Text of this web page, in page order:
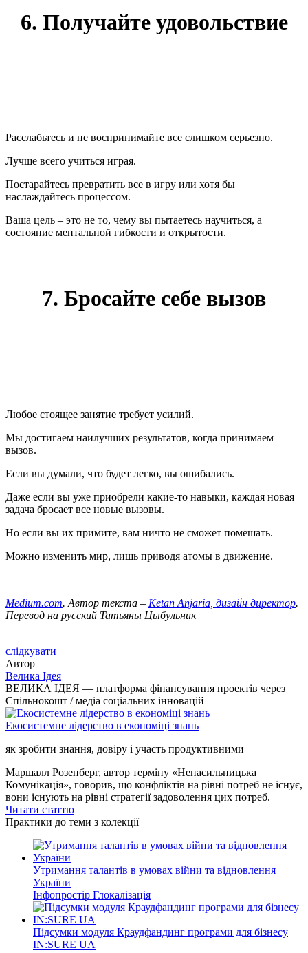
6. Получайте удовольствие
Расслабьтесь и не воспринимайте все слишком серьезно.
Лучше всего учиться играя.
Постарайтесь превратить все в игру или хотя бы
наслаждайтесь процессом.
Ваша цель – это не то, чему вы пытаетесь научиться, а
состояние ментальной гибкости и открытости.
7. Бросайте себе вызов
Любое стоящее занятие требует усилий.
Мы достигаем наилучших результатов, когда принимаем
вызов.
Если вы думали, что будет легко, вы ошибались.
Даже если вы уже приобрели какие-то навыки, каждая новая
задача бросает все новые вызовы.
Но если вы их примите, вам ничто не сможет помешать.
Можно изменить мир, лишь приводя атомы в движение.
Medium.com. Автор текста – Ketan Anjaria, дизайн директор.
Перевод на русский Татьяны Цыбульник
слідкувати
Автор
Bелика Ідея
ВЕЛИКА ІДЕЯ — платформа фінансування проектів через
Спільнокошт / медіа соціальних інновацій
Екосистемне лідерство в економіці знань
як зробити знання, довіру і участь продуктивними
Маршалл Розенберг, автор терміну «Ненасильницька
Комунікація», говорив, що конфліктів на рівні потреб не існує,
вони існують на рівні стратегії задоволення цих потреб.
Читати статтю
Практики до теми з колекції
Утримання талантів в умовах війни та відновлення
України
Інфопростір Глокалізація
Підсумки модуля Краудфандинг програми для бізнесу
IN:SURE UA